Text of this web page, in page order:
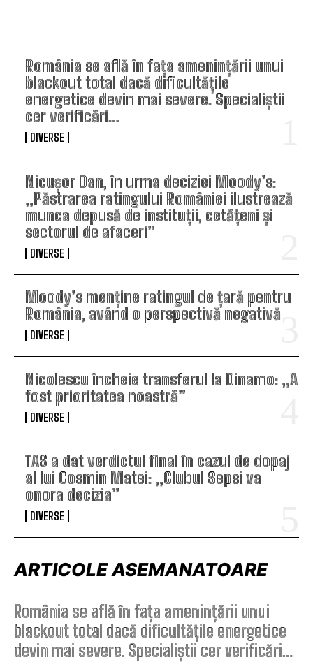
România se află în fața amenințării unui
blackout total dacă dificultățile
energetice devin mai severe. Specialiștii
cer verificări…
DIVERSE
Nicușor Dan, în urma deciziei Moody’s:
„Păstrarea ratingului României ilustrează
munca depusă de instituții, cetățeni și
sectorul de afaceri”
DIVERSE
Moody’s menține ratingul de țară pentru
România, având o perspectivă negativă
DIVERSE
Nicolescu încheie transferul la Dinamo: „A
fost prioritatea noastră”
DIVERSE
TAS a dat verdictul final în cazul de dopaj
al lui Cosmin Matei: „Clubul Sepsi va
onora decizia”
DIVERSE
ARTICOLE ASEMANATOARE
România se află în fața amenințării unui
blackout total dacă dificultățile energetice
devin mai severe. Specialiștii cer verificări…